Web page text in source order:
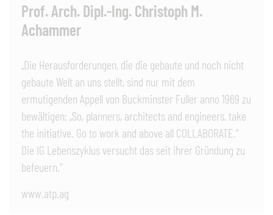
Prof. Arch. Dipl.-Ing. Christoph M.
Achammer
„Die Herausforderungen, die die gebaute und noch nicht
gebaute Welt an uns stellt, sind nur mit dem
ermutigenden Appell von Buckminster Fuller anno 1969 zu
bewältigen: „So, planners, architects and engineers, take
the initiative. Go to work and above all COLLABORATE.“
Die IG Lebenszyklus versucht das seit ihrer Gründung zu
befeuern.“
www.atp.ag